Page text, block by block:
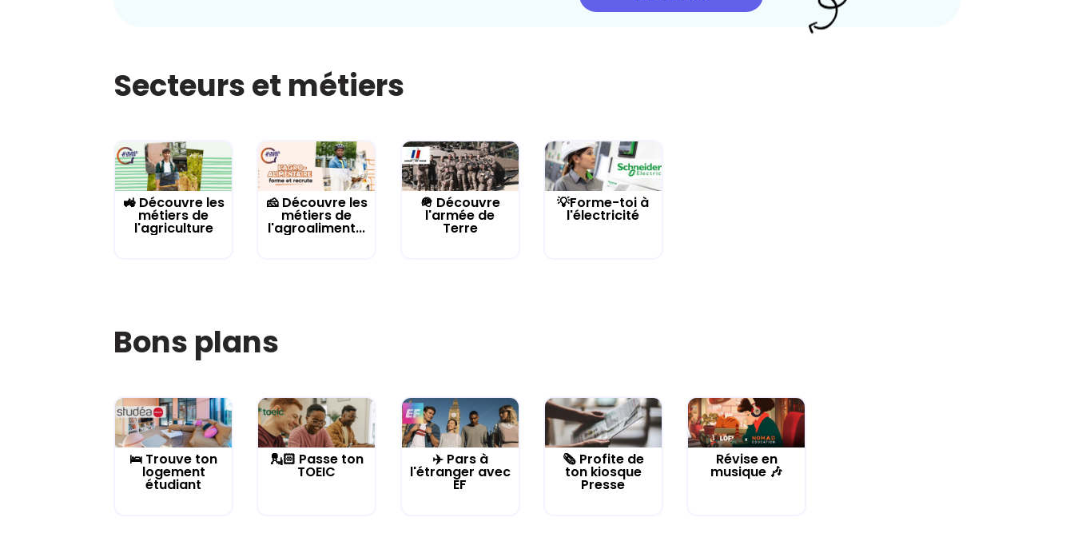
Secteurs et métiers
🚜 Découvre les
métiers de
l'agriculture
🧀 Découvre les
métiers de
l'agroaliment...
🪖 Découvre
l'armée de
Terre
💡Forme-toi à
l'électricité
Bons plans
🛌 Trouve ton
logement
étudiant
💂🏻 Passe ton
TOEIC
✈️ Pars à
l'étranger avec
EF
🗞️ Profite de
ton kiosque
Presse
Révise en
musique 🎶